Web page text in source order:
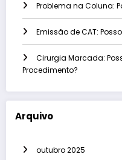
Problema na Coluna:
Emissão de CAT:
Cirurgia Marcada:
Procedimento?
Arquivo
outubro 2025